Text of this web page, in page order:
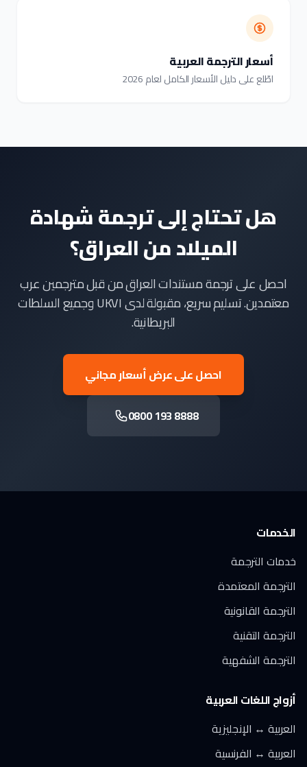
أسعار الترجمة العربية
اطّلع على دليل الأسعار الكامل لعام 2026
هل تحتاج إلى ترجمة شهادة
الميلاد من العراق؟
احصل على ترجمة مستندات العراق من قبل مترجمين عرب
معتمدين. تسليم سريع، مقبولة لدى UKVI وجميع السلطات
البريطانية.
احصل على عرض أسعار مجاني
0800 193 8888
الخدمات
خدمات الترجمة
الترجمة المعتمدة
الترجمة القانونية
الترجمة التقنية
الترجمة الشفهية
أزواج اللغات العربية
العربية ↔ الإنجليزية
العربية ↔ الفرنسية